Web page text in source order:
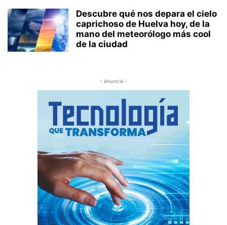
Descubre qué nos depara el cielo
caprichoso de Huelva hoy, de la
mano del meteorólogo más cool
de la ciudad
- Anuncio -